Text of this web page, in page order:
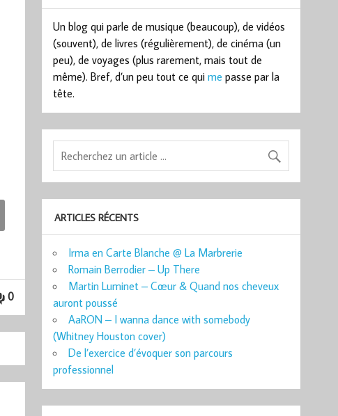
0
Un blog qui parle de musique (beaucoup), de vidéos
(souvent), de livres (régulièrement), de cinéma (un
peu), de voyages (plus rarement, mais tout de
même). Bref, d’un peu tout ce quime passe par la
tête.
ARTICLES RÉCENTS
Irma en Carte Blanche @ La Marbrerie
Romain Berrodier – Up There
Martin Luminet – Cœur & Quand nos cheveux
auront poussé
AaRON – I wanna dance with somebody
(Whitney Houston cover)
De l’exercice d’évoquer son parcours
professionnel